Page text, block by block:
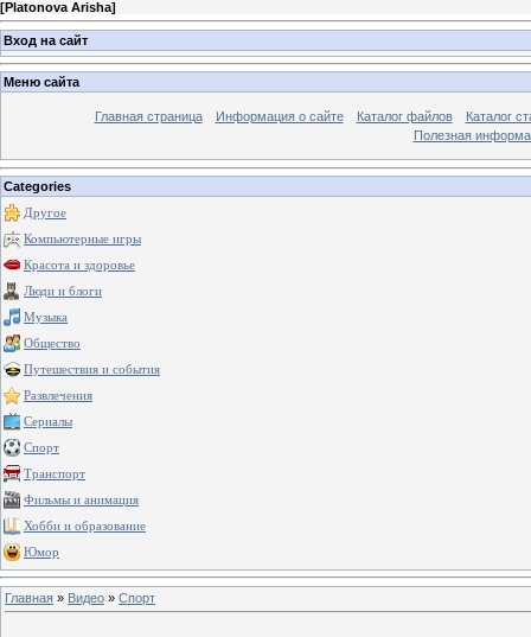
[Platonova Arisha]
Вход на сайт
Меню сайта
Главная страница Информация о сайте Каталог файлов
Каталог
Полезная
Categories
Другое
Компьютерные игры
Красота и здоровье
Люди и блоги
Музыка
Общество
Путешествия и события
Развлечения
Сериалы
Спорт
Транспорт
Фильмы и анимация
Хобби и образование
Юмор
Главная » Видео » Спорт